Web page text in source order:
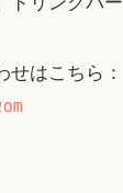
せはこちら：